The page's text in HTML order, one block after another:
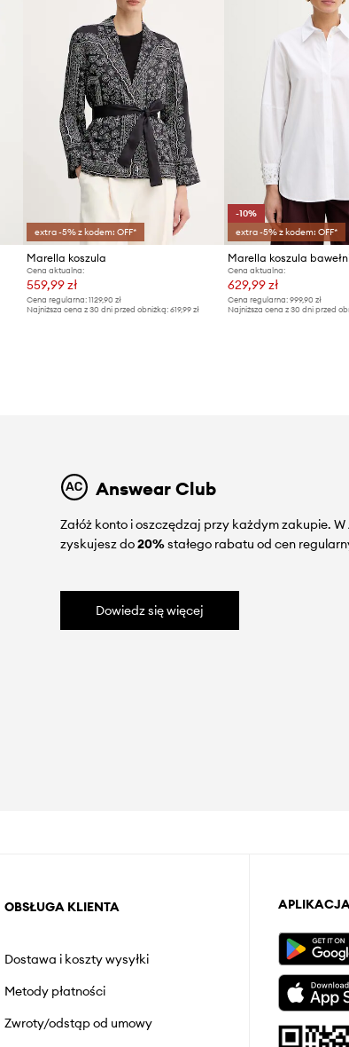
extra -5% z kodem: OFF*
Marella koszula
Cena aktualna:
559,99 zł
Cena regularna: 1129,90 zł
Najniższa cena z 30 dni przed obniżką: 619,99 zł
-10%
extra -5% z kodem: OFF*
Marella koszula
Cena aktualna:
629,99 zł
Cena regularna:999,90 zł
Najniższa cena z 30 dni przed
Answear Club
Załóż konto i oszczędzaj przy każdym zakupie.
zyskujesz do20%stałego rabatu od cen
Dowiedz się więcej
OBSŁUGA KLIENTA
Dostawa i koszty wysyłki
Metody płatności
Zwroty/odstąp od umowy